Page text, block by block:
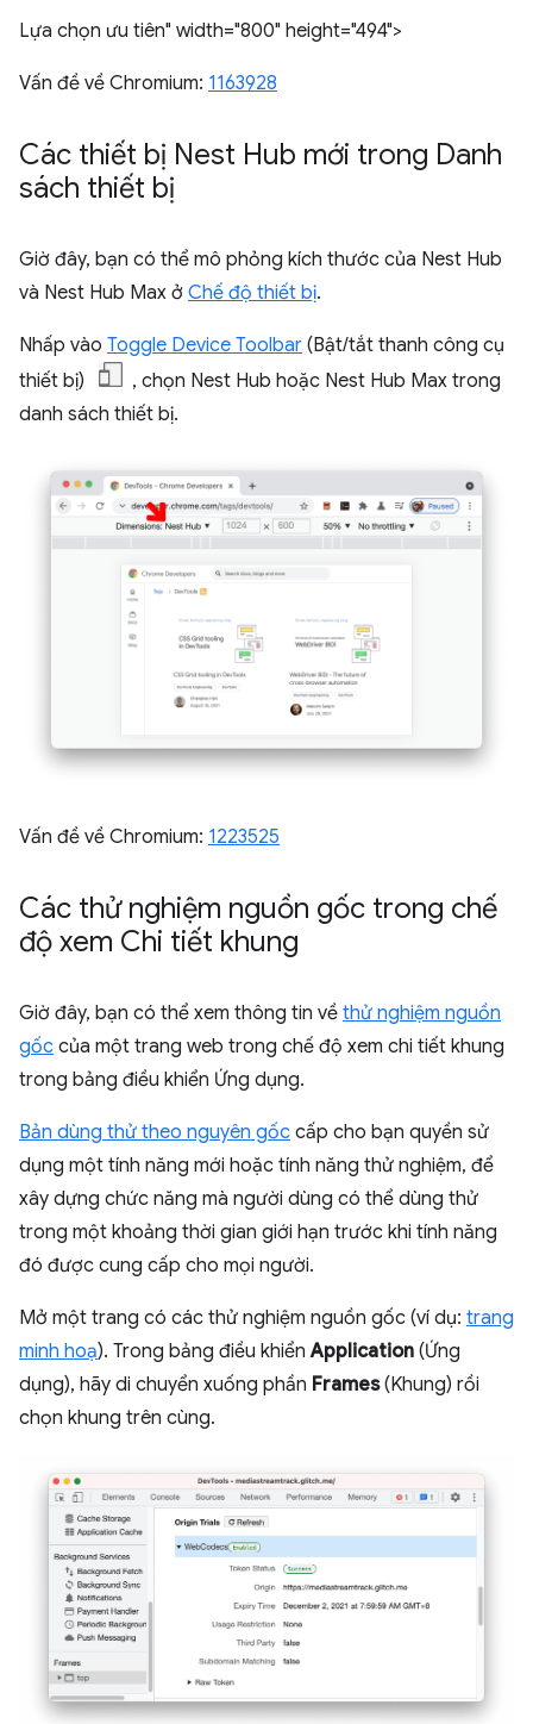
Lựa chọn ưu tiên" width="800" height="494">
Vấn đề về Chromium: 1163928
Các thiết bị Nest Hub mới trong Danh
sách thiết bị
Giờ đây, bạn có thể mô phỏng kích thước của Nest Hub
và Nest Hub Max ở Chế độ thiết bị.
Nhấp vào Toggle Device Toolbar (Bật/tắt thanh công cụ
thiết bị)
, chọn Nest Hub hoặc Nest Hub Max trong
danh sách thiết bị.
Vấn đề về Chromium: 1223525
Các thử nghiệm nguồn gốc trong chế
độ xem Chi tiết khung
Giờ đây, bạn có thể xem thông tin về thử nghiệm nguồn
gốc của một trang web trong chế độ xem chi tiết khung
trong bảng điều khiển Ứng dụng.
Bản dùng thử theo nguyên gốc cấp cho bạn quyền sử
dụng một tính năng mới hoặc tính năng thử nghiệm, để
xây dựng chức năng mà người dùng có thể dùng thử
trong một khoảng thời gian giới hạn trước khi tính năng
đó được cung cấp cho mọi người.
Mở một trang có các thử nghiệm nguồn gốc (ví dụ: trang
minh hoạ). Trong bảng điều khiểnApplication (Ứng
dụng), hãy di chuyển xuống phần Frames(Khung) rồi
chọn khung trên cùng.